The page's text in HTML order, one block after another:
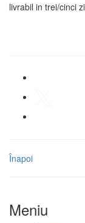
livrabil in trei/cinci
Înapoi
Meniu